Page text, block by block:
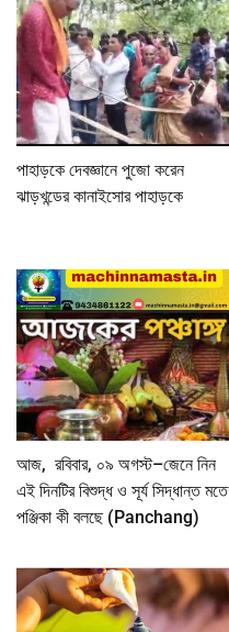
পাহাড়কে দেবজ্ঞানে পুজো করেন
ঝাড়খন্ডের কানাইসোর পাহাড়কে
আজ, রবিবার, ০৯ অগস্ট–জেনে নিন
এই দিনটির বিশুদ্ধ ও সূর্য সিদ্ধান্ত মতে
পঞ্জিকা কী বলছে (Panchang)